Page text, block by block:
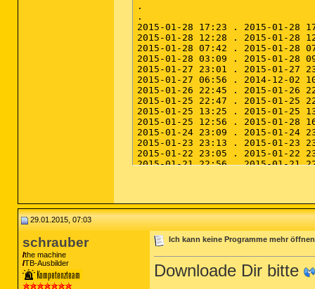
29.01.2015, 07:03
schrauber
the machine
TB-Ausbilder
Ich kann keine Programme mehr öffnen
Downloade Dir bitte